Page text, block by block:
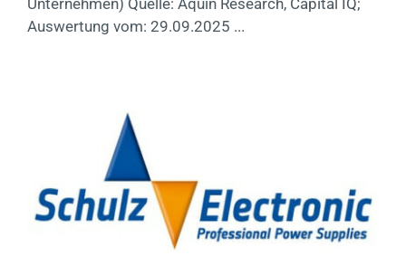
Auswertung vom: 29.09.2025 ...